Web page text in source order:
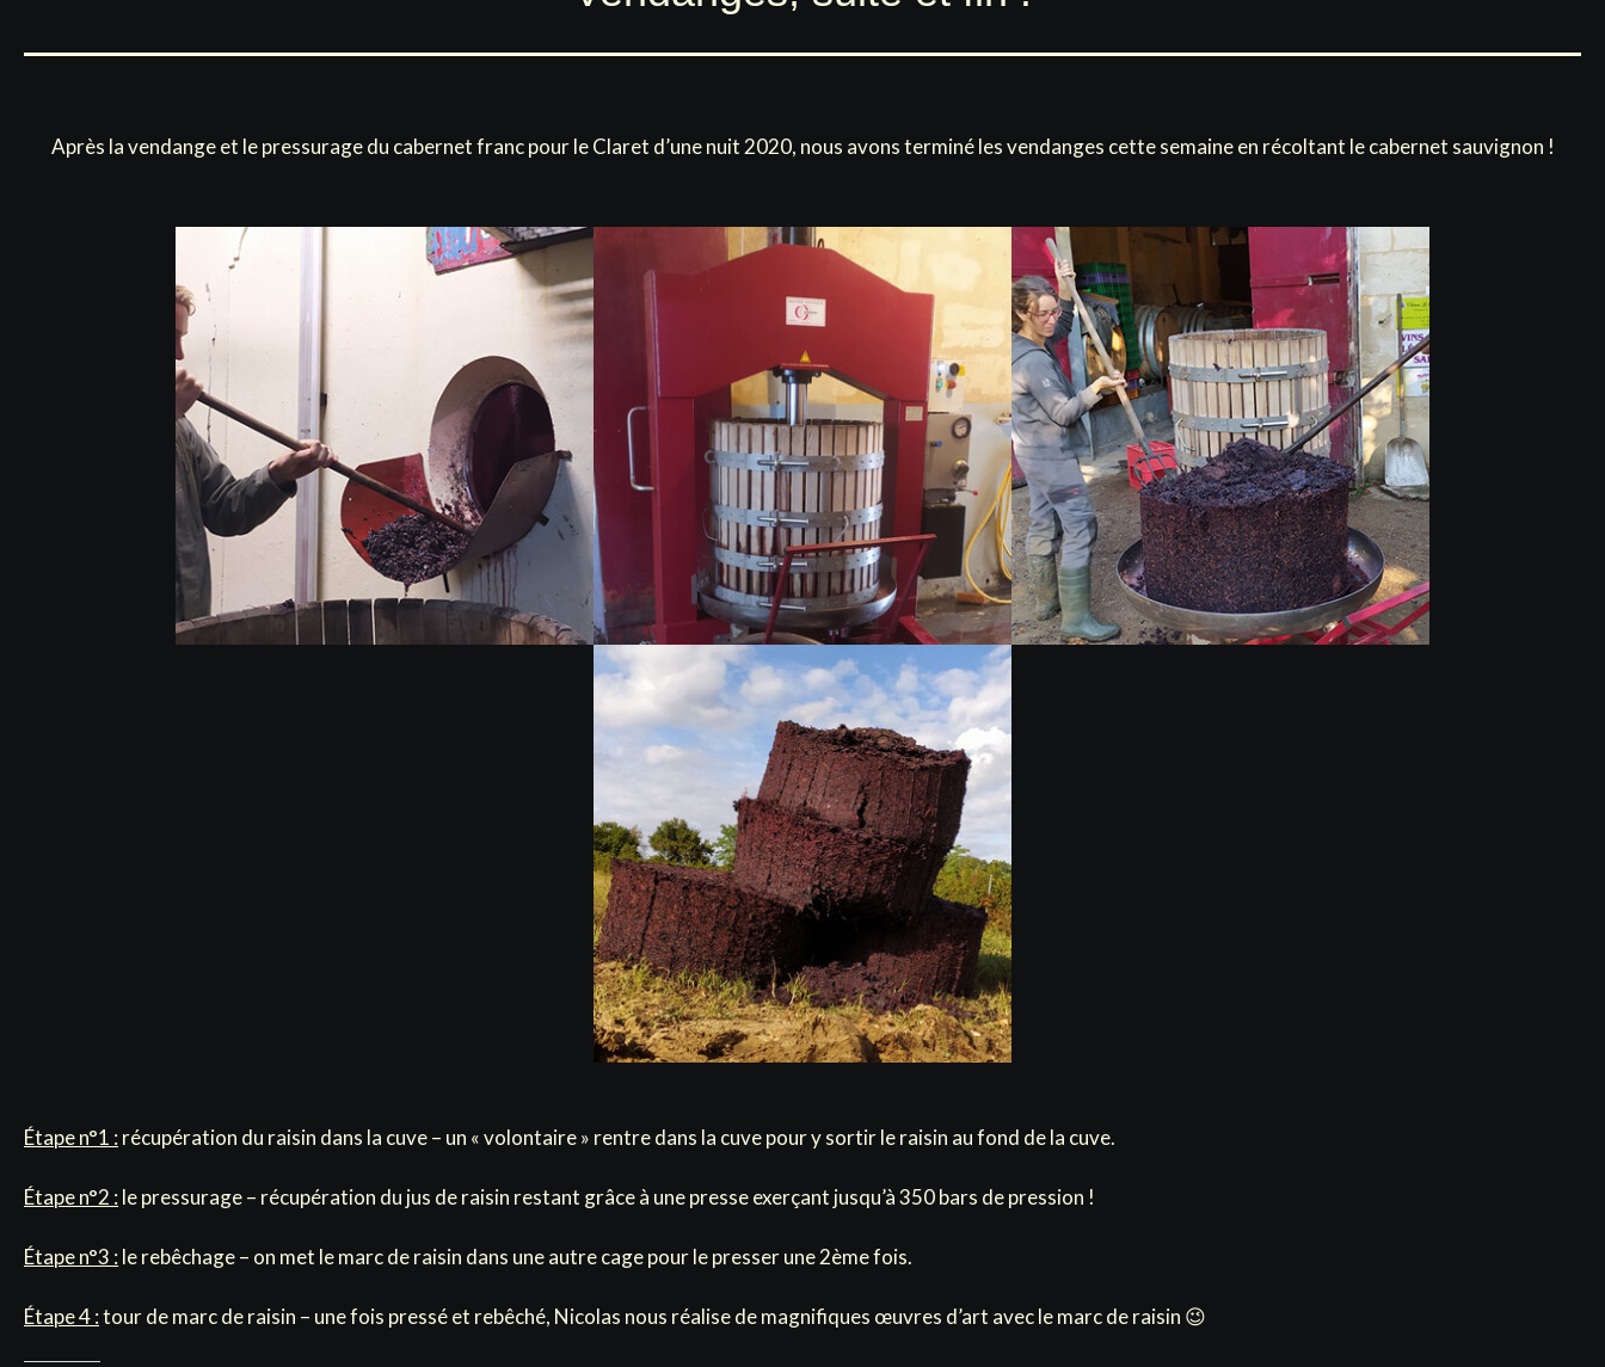
Après la vendange et le pressurage du cabernet franc pour le Claret d’une nuit 2020, nous avons terminé les vendanges cette semaine en récoltant le cabernet sauvignon !
Étape n°1 : récupération du raisin dans la cuve – un « volontaire » rentre dans la cuve pour y sortir le raisin au fond de la cuve.
Étape n°2 : le pressurage – récupération du jus de raisin restant grâce à une presse exerçant jusqu’à 350 bars de pression !
Étape n°3 : le rebêchage – on met le marc de raisin dans une autre cage pour le presser une 2ème fois.
Étape 4 :tour de marc de raisin – une fois pressé et rebêché, Nicolas nous réalise de magnifiques œuvres d’art avec le marc de raisin 😉